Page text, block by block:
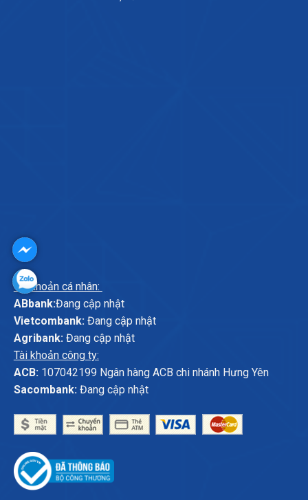
Tài khoản cá nhân:
ABbank:Đang cập nhật
Vietcombank:Đang cập nhật
Agribank:Đang cập nhật
Tài khoản công ty:
ACB:107042199 Ngân hàng ACB chi nhánh Hưng Yên
Sacombank:Đang cập nhật